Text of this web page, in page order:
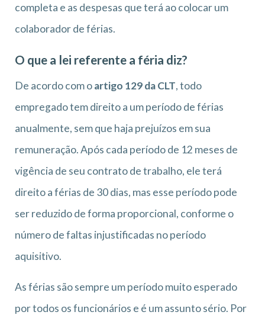
completa e as despesas que terá ao colocar um
colaborador de férias.
O que a lei referente a féria diz?
De acordo com oartigo 129 da CLT, todo
empregado tem direito a um período de férias
anualmente, sem que haja prejuízos em sua
remuneração. Após cada período de 12 meses de
vigência de seu contrato de trabalho, ele terá
direito a férias de 30 dias, mas esse período pode
ser reduzido de forma proporcional, conforme o
número de faltas injustificadas no período
aquisitivo.
As férias são sempre um período muito esperado
por todos os funcionários e é um assunto sério. Por